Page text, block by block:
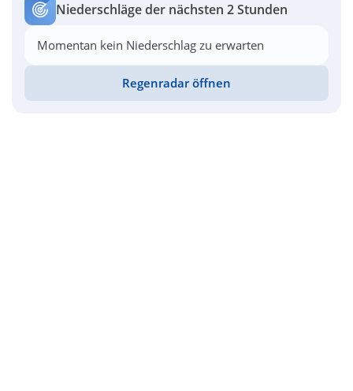
Niederschläge der nächsten 2 Stunden
Momentan kein Niederschlag zu erwarten
Regenradar öffnen